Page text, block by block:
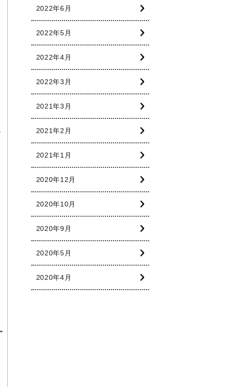
2022年6月
2022年5月
2022年4月
2022年3月
2021年3月
2021年2月
2021年1月
2020年12月
2020年10月
2020年9月
2020年5月
2020年4月